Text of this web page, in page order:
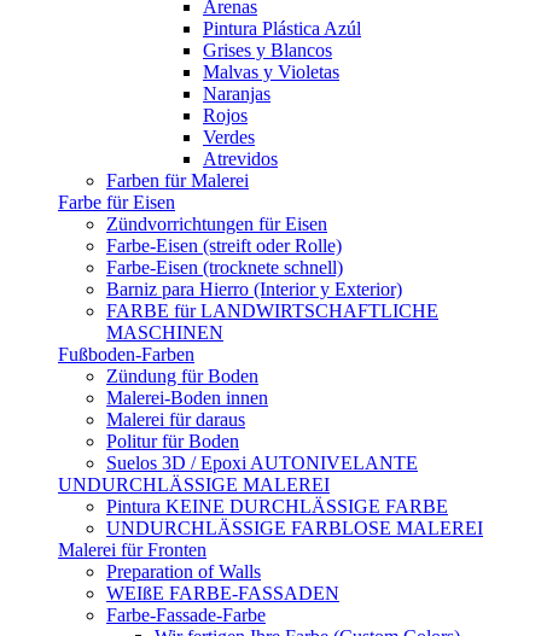
Arenas
Pintura Plástica Azúl
Grises y Blancos
Malvas y Violetas
Naranjas
Rojos
Verdes
Atrevidos
Farben für Malerei
Farbe für Eisen
Zündvorrichtungen für Eisen
Farbe-Eisen (streift oder Rolle)
Farbe-Eisen (trocknete schnell)
Barniz para Hierro (Interior y Exterior)
FARBE für LANDWIRTSCHAFTLICHE
MASCHINEN
Fußboden-Farben
Zündung für Boden
Malerei-Boden innen
Malerei für daraus
Politur für Boden
Suelos 3D / Epoxi AUTONIVELANTE
UNDURCHLÄSSIGE MALEREI
Pintura KEINE DURCHLÄSSIGE FARBE
UNDURCHLÄSSIGE FARBLOSE MALEREI
Malerei für Fronten
Preparation of Walls
WEIßE FARBE-FASSADEN
Farbe-Fassade-Farbe